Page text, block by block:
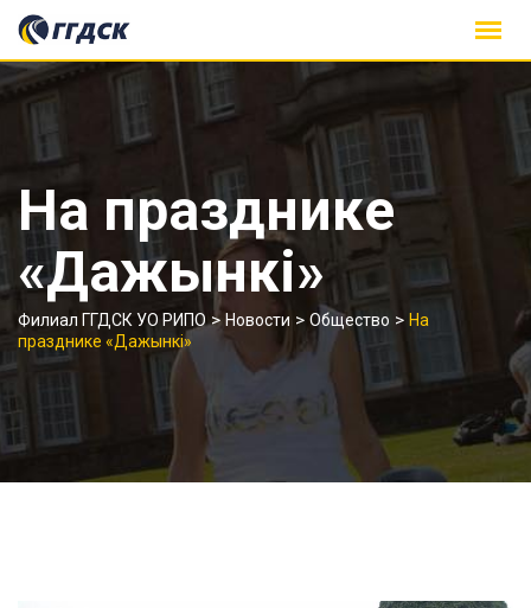
Skip
content
На празднике
«Дажынкi»
Филиал ГГДСК УО РИПО> Новости > Общество > На
празднике «Дажынкi»